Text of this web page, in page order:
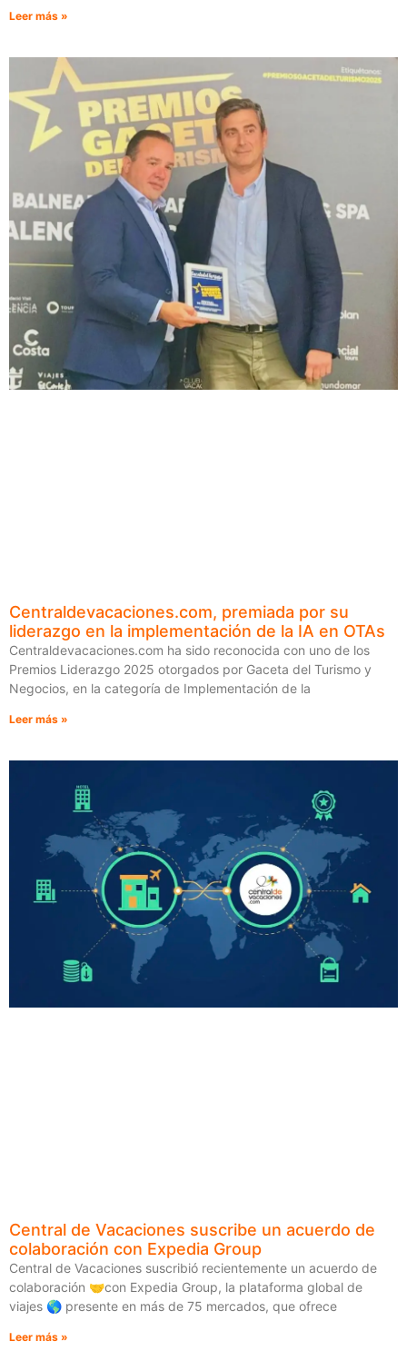
Leer más »
Centraldevacaciones.com, premiada por su
liderazgo en la implementación de la IA en OTAs
Centraldevacaciones.com ha sido reconocida con uno de los
Premios Liderazgo 2025 otorgados por Gaceta del Turismo y
Negocios, en la categoría de Implementación de la
Leer más »
Central de Vacaciones suscribe un acuerdo de
colaboración con Expedia Group
Central de Vacaciones suscribió recientemente un acuerdo de
colaboración 🤝con Expedia Group, la plataforma global de
viajes 🌎 presente en más de 75 mercados, que ofrece
Leer más »